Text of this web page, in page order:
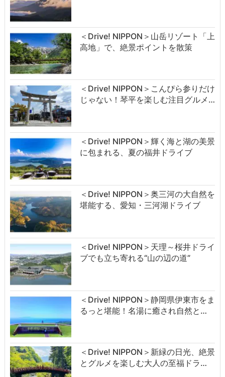
＜Drive! NIPPON＞山岳リゾート「上
高地」で、絶景ポイントを散策
＜Drive! NIPPON＞こんぴら参りだけ
じゃない！琴平を楽しむ注目グルメ…
＜Drive! NIPPON＞輝く海と湖の美景
に包まれる、夏の福井ドライブ
＜Drive! NIPPON＞奥三河の大自然を
堪能する、愛知・三河湖ドライブ
＜Drive! NIPPON＞天理～桜井ドライ
ブでも立ち寄れる“山の辺の道”
＜Drive! NIPPON＞静岡県伊東市をま
るっと堪能！名湯に癒され自然と…
＜Drive! NIPPON＞新緑の日光、絶景
とグルメを楽しむ大人の至福ドラ…